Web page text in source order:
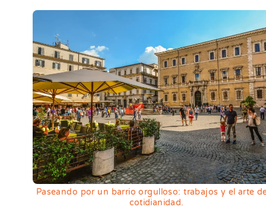
Paseando por un barrio orgulloso: trabajos y el arte
cotidianidad.